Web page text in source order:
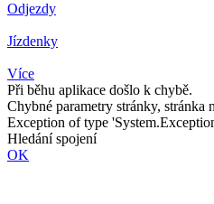
Odjezdy
Jízdenky
Více
Při běhu aplikace došlo k chybě.
Chybné parametry stránky, stránka
Exception of type
Hledání spojení
OK